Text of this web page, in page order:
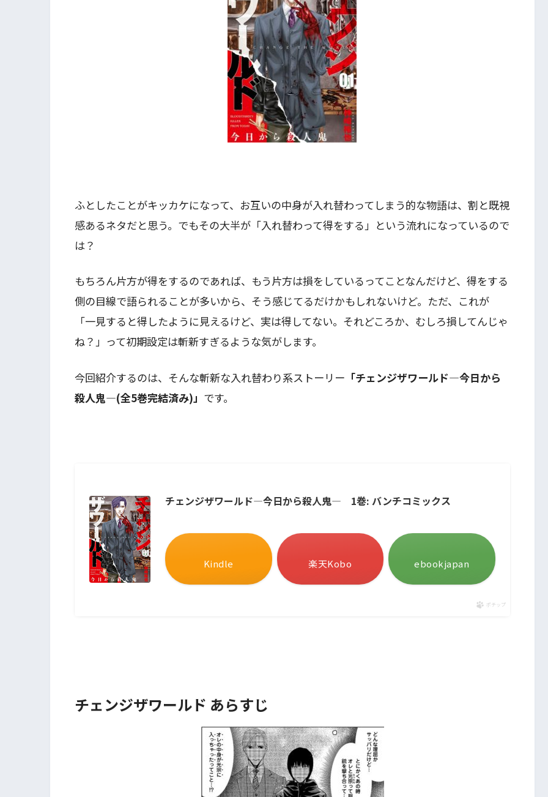
ふとしたことがキッカケになって、お互いの中身が入れ替わってしまう的な物語は、割と既視
感あるネタだと思う。でもその大半が「入れ替わって得をする」という流れになっているので
は？
もちろん片方が得をするのであれば、もう片方は損をしているってことなんだけど、得をする
側の目線で語られることが多いから、そう感じてるだけかもしれないけど。ただ、これが
「一見すると得したように見えるけど、実は得してない。それどころか、むしろ損してんじゃ
ね？」って初期設定は斬新すぎるような気がします。
今回紹介するのは、そんな斬新な入れ替わり系ストーリー 「チェンジザワールド―今日から
殺人鬼―(全5巻完結済み)」 です。
チェンジザワールド―今日から殺人鬼― 1巻: バンチコミックス
Kindle 楽天Kobo ebookjapan
ポチップ
チェンジザワールド あらすじ